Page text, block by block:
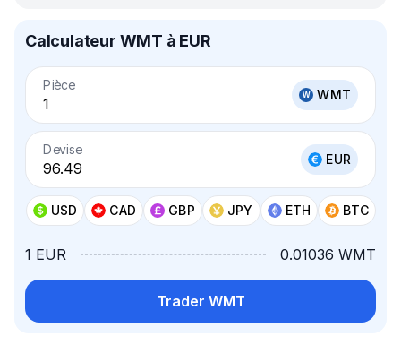
Calculateur WMT à EUR
Pièce
WMT
Devise
EUR
USD CAD GBP JPY ETH BTC
1 EUR 0.01036 WMT
Trader WMT